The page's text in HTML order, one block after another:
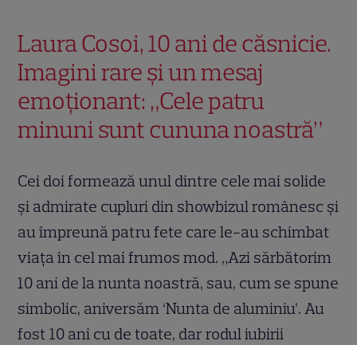
Laura Cosoi, 10 ani de căsnicie.
Imagini rare și un mesaj
emoționant: „Cele patru
minuni sunt cununa noastră”
Cei doi formează unul dintre cele mai solide
și admirate cupluri din showbizul românesc și
au împreună patru fete care le-au schimbat
viața în cel mai frumos mod. „Azi sărbătorim
10 ani de la nunta noastră, sau, cum se spune
simbolic, aniversăm ‘Nunta de aluminiu’. Au
fost 10 ani cu de toate, dar rodul iubirii